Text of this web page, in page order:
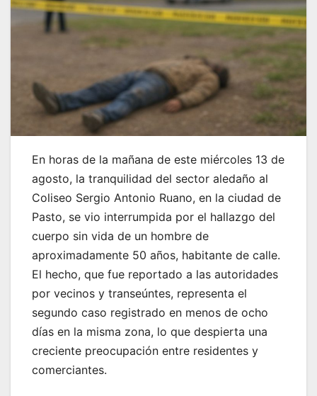
En horas de la mañana de este miércoles 13 de
agosto, la tranquilidad del sector aledaño al
Coliseo Sergio Antonio Ruano, en la ciudad de
Pasto, se vio interrumpida por el hallazgo del
cuerpo sin vida de un hombre de
aproximadamente 50 años, habitante de calle.
El hecho, que fue reportado a las autoridades
por vecinos y transeúntes, representa el
segundo caso registrado en menos de ocho
días en la misma zona, lo que despierta una
creciente preocupación entre residentes y
comerciantes.